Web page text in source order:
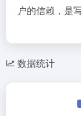
户的信赖，是
数据统计